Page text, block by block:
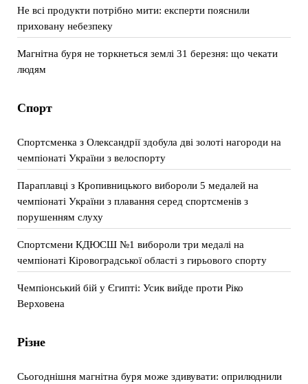
Не всі продукти потрібно мити: експерти пояснили
приховану небезпеку
Магнітна буря не торкнеться землі 31 березня: що чекати
людям
Спорт
Спортсменка з Олександрії здобула дві золоті нагороди на
чемпіонаті України з велоспорту
Параплавці з Кропивницького вибороли 5 медалей на
чемпіонаті України з плавання серед спортсменів з
порушенням слуху
Спортсмени КДЮСШ №1 вибороли три медалі на
чемпіонаті Кіровоградської області з гирьового спорту
Чемпіонський бій у Єгипті: Усик вийде проти Ріко
Верховена
Різне
Сьогоднішня магнітна буря може здивувати: оприлюднили